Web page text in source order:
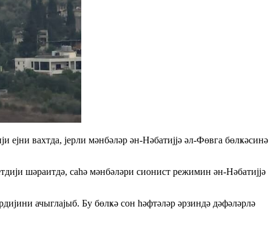
вахтда, јерли мәнбәләр ән-Нәбатијјә әл-Фөвга бөлҝәсинә
шәраитдә, саһә мәнбәләри сионист режимин ән-Нәбатијјә
ачыглајыб. Бу бөлҝә сон һәфтәләр әрзиндә дәфәләрлә